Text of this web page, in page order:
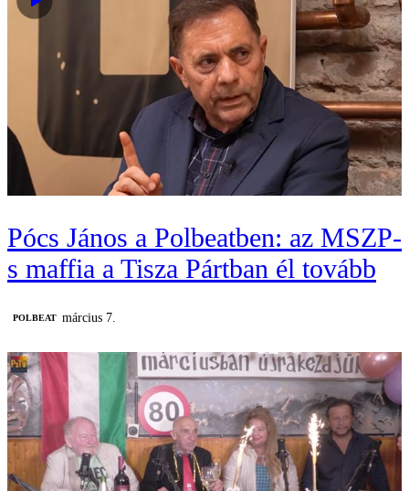
Pócs János a Polbeatben: az MSZP-
s maffia a Tisza Pártban él tovább
‎POLBEAT március 7.